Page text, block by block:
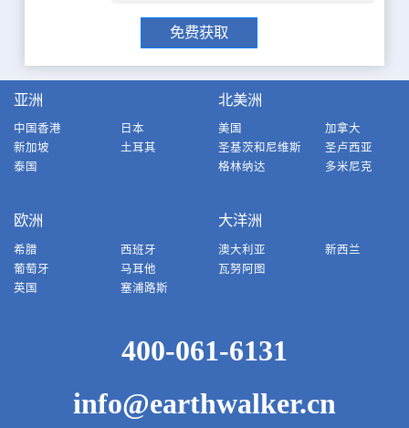
免费获取
亚洲
中国香港
日本
新加坡
土耳其
泰国
北美洲
美国
加拿大
圣基茨和尼维斯
圣卢西亚
格林纳达
多米尼克
欧洲
希腊
西班牙
葡萄牙
马耳他
英国
塞浦路斯
大洋洲
澳大利亚
新西兰
瓦努阿图
400-061-6131
info@earthwalker.cn